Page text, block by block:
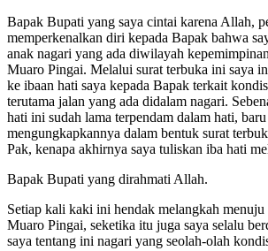
Bapak Bupati yang saya cintai karena Allah,
memperkenalkan diri kepada Bapak bahwa
anak nagari yang ada diwilayah
Muaro Pingai. Melalui surat terbuka ini saya
ke ibaan hati saya kepada Bapak terkait
terutama jalan yang ada didalam nagari.
hati ini sudah lama terpendam dalam hati, baru
mengungkapkannya dalam bentuk surat
Pak, kenapa akhirnya saya tuliskan iba hati
Bapak Bupati yang dirahmati Allah.
Setiap kali kaki ini hendak melangkah menuju
Muaro Pingai, seketika itu juga saya selalu
saya tentang ini nagari yang seolah-olah